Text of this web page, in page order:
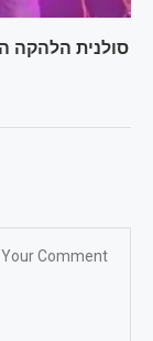
סולנית הלהקה